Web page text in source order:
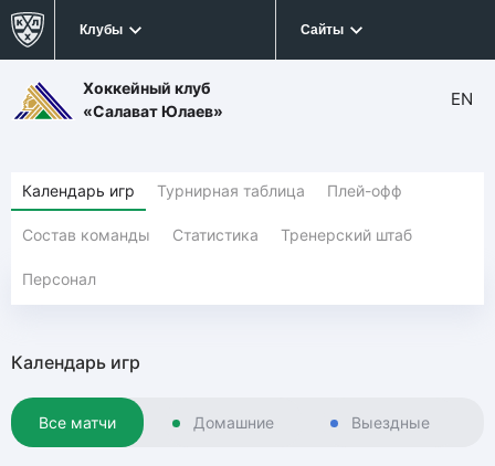
Клубы Сайты
Хоккейный клуб
«Салават Юлаев»
EN
Календарь игр Турнирная таблица Плей-офф
Состав команды Статистика Тренерский штаб
Персонал
Календарь игр
Все матчи Домашние Выездные